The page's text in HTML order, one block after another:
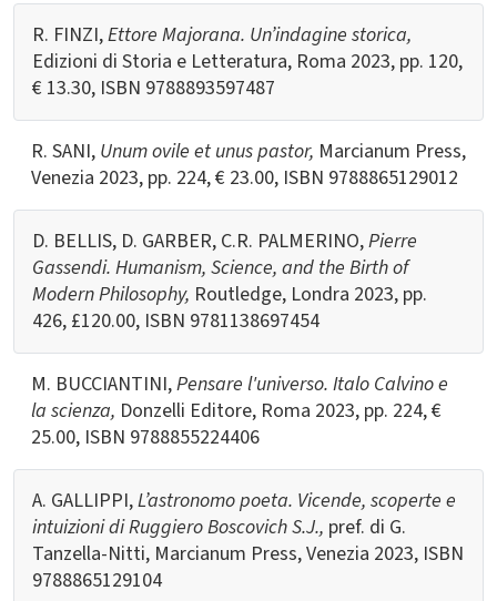
R. FINZI,Ettore Majorana. Un’indagine storica,
Edizioni di Storia e Letteratura, Roma 2023, pp. 120,
€ 13.30, ISBN 9788893597487
R. SANI, Unum ovile et unus pastor, Marcianum Press,
Venezia 2023, pp. 224, € 23.00, ISBN 9788865129012
D. BELLIS, D. GARBER, C.R. PALMERINO,Pierre
Gassendi. Humanism, Science, and the Birth of
Modern Philosophy, Routledge, Londra 2023, pp.
426, £120.00, ISBN 9781138697454
M. BUCCIANTINI,Pensare l'universo. Italo Calvino e
la scienza, Donzelli Editore, Roma 2023, pp. 224, €
25.00, ISBN 9788855224406
A. GALLIPPI,L’astronomo poeta. Vicende, scoperte e
intuizioni di Ruggiero Boscovich S.J., pref. di G.
Tanzella-Nitti, Marcianum Press, Venezia 2023, ISBN
9788865129104